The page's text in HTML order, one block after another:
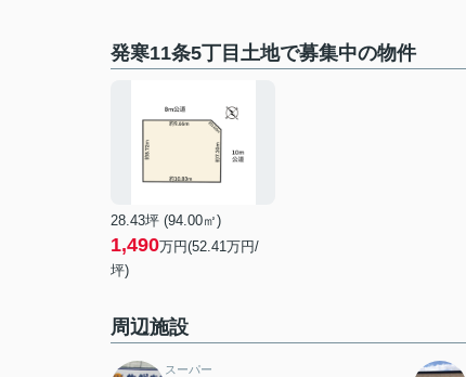
発寒11条5丁目土地で募集中の物件
28.43坪 (94.00㎡)
1,490万円(52.41万円/
坪)
周辺施設
スーパー